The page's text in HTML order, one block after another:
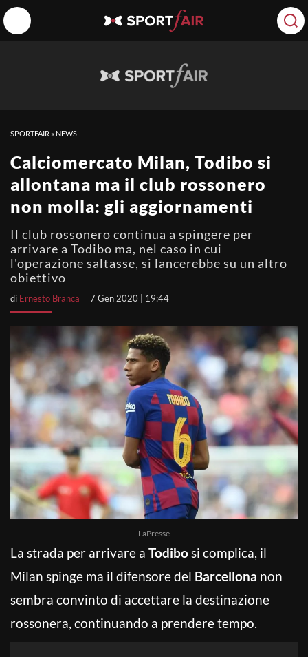
SPORTFAIR » NEWS
Calciomercato Milan, Todibo si
allontana ma il club rossonero
non molla: gli aggiornamenti
Il club rossonero continua a spingere per
arrivare a Todibo ma, nel caso in cui
l'operazione saltasse, si lancerebbe su un altro
obiettivo
di Ernesto Branca 7 Gen 2020 | 19:44
LaPresse
La strada per arrivare a Todibosi complica, il
Milan spinge ma il difensore del Barcellona non
sembra convinto di accettare la destinazione
rossonera, continuando a prendere tempo.